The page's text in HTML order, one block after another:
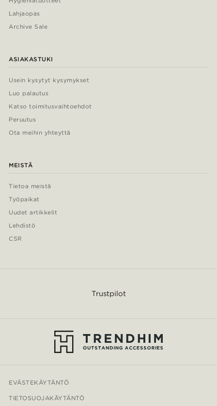
Lahjaopas
Archive Sale
ASIAKASTUKI
Usein kysytyt kysymykset
Luo palautus
Katso toimitusvaihtoehdot
Peruutus
Ota meihin yhteyttä
MEISTÄ
Tietoa meistä
Työpaikat
Uudet artikkelit
Lehdistö
CSR
Trustpilot
EVÄSTEKÄYTÄNTÖ
TIETOSUOJAKÄYTÄNTÖ